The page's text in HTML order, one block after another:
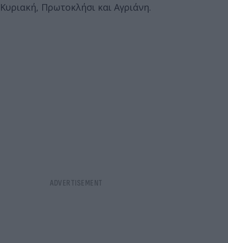
Κυριακή, Πρωτοκλήσι και Αγριάνη.